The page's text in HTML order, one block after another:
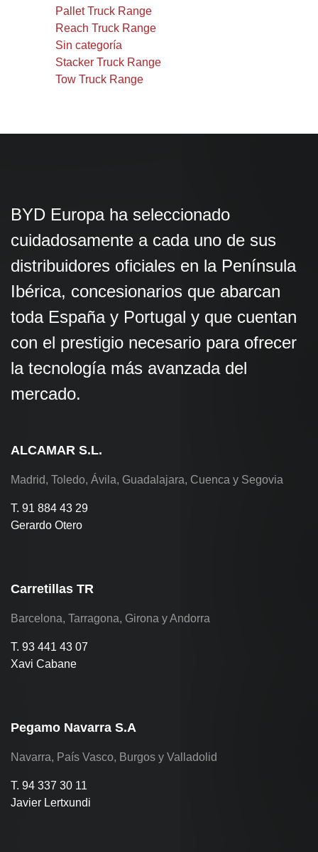
Pallet Truck Range
Reach Truck Range
Sin categoría
Stacker Truck Range
Tow Truck Range
BYD Europa ha seleccionado
cuidadosamente a cada uno de sus
distribuidores oficiales en la Península
Ibérica, concesionarios que abarcan
toda España y Portugal y que cuentan
con el prestigio necesario para ofrecer
la tecnología más avanzada del
mercado.
ALCAMAR S.L.
Madrid, Toledo, Ávila, Guadalajara, Cuenca y Segovia
T. 91 884 43 29
Gerardo Otero
Carretillas TR
Barcelona, Tarragona, Girona y Andorra
T. 93 441 43 07
Xavi Cabane
Pegamo Navarra S.A
Navarra, País Vasco, Burgos y Valladolid
T. 94 337 30 11
Javier Lertxundi